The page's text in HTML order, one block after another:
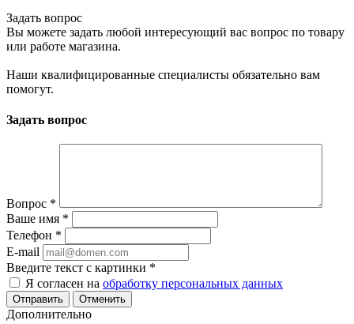
Задать вопрос
Вы можете задать любой интересующий вас вопрос по товару
или работе магазина.
Наши квалифицированные специалисты обязательно вам
помогут.
Задать вопрос
Вопрос *
Ваше имя *
Телефон *
E-mail
Введите текст с картинки *
Я согласен на обработку персональных данных
Отменить
Дополнительно